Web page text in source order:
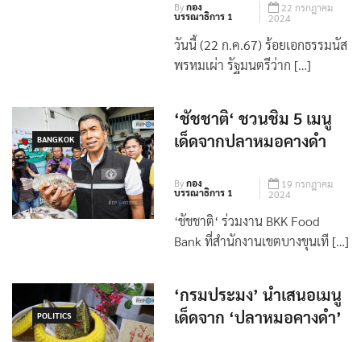
Byกอง
บรรณาธิการ 1
22 กรกฎาคม
2024
วันนี้ (22 ก.ค.67) ร้อยเอกธรรมนัส
พรหมเผ่า รัฐมนตรีว่าก […]
BANGKOK
‘ชัชชาติ‘ ชวนชิม 5 เมนู
เด็ดจากปลาหมอคางดำ
Byกอง
บรรณาธิการ 1
19 กรกฎาคม
2024
‘ชัชชาติ‘ ร่วมงาน BKK Food
Bank ที่สำนักงานเขตบางขุนเที […]
POLITICS
‘กรมประมง’ นำเสนอเมนู
เด็ดจาก ‘ปลาหมอคางดำ’